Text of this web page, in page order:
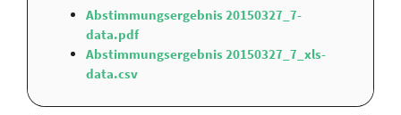
Abstimmungsergebnis 20150327_7-
data.pdf
Abstimmungsergebnis 20150327_7_xls-
data.csv